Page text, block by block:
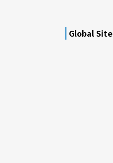
Global Site